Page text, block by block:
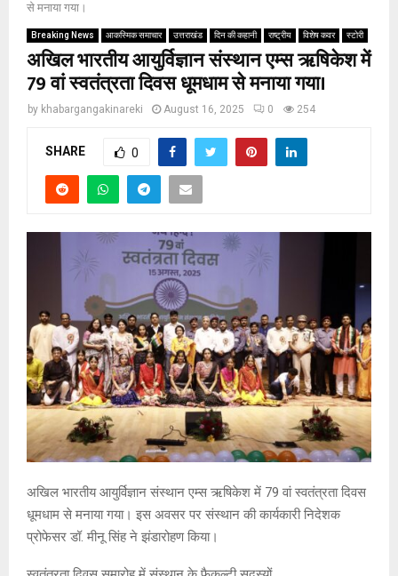
से मनाया गया।
Breaking News आकस्मिक समाचार उत्तराखंड दिन की कहानी राष्ट्रीय विशेष कवर स्टोरी
अखिल भारतीय आयुर्विज्ञान संस्थान एम्स ऋषिकेश में
79 वां स्वतंत्रता दिवस धूमधाम से मनाया गया।
by khabargangakinareki August 16, 2025 0 254
SHARE 0
अखिल भारतीय आयुर्विज्ञान संस्थान एम्स ऋषिकेश में 79 वां स्वतंत्रता दिवस
धूमधाम से मनाया गया। इस अवसर पर संस्थान की कार्यकारी निदेशक
प्रोफेसर डॉ. मीनू सिंह ने झंडारोहण किया।